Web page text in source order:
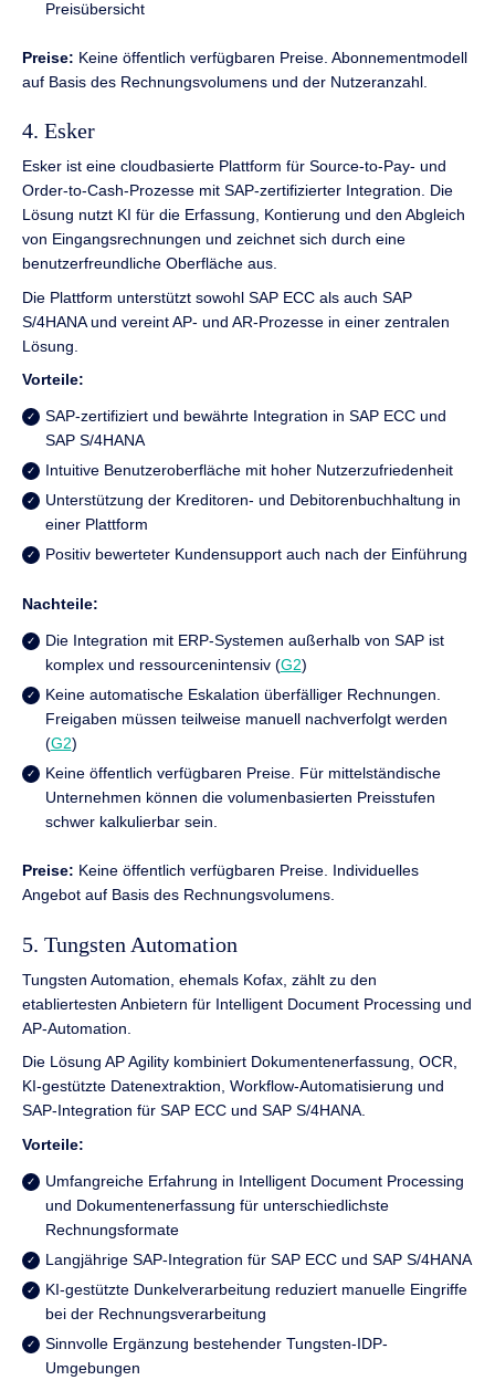
Preisübersicht
Preise: Keine öffentlich verfügbaren Preise. Abonnementmodell
auf Basis des Rechnungsvolumens und der Nutzeranzahl.
4. Esker
Esker ist eine cloudbasierte Plattform für Source-to-Pay- und
Order-to-Cash-Prozesse mit SAP-zertifizierter Integration. Die
Lösung nutzt KI für die Erfassung, Kontierung und den Abgleich
von Eingangsrechnungen und zeichnet sich durch eine
benutzerfreundliche Oberfläche aus.
Die Plattform unterstützt sowohl SAP ECC als auch SAP
S/4HANA und vereint AP- und AR-Prozesse in einer zentralen
Lösung.
Vorteile:
SAP-zertifiziert und bewährte Integration in SAP ECC und
SAP S/4HANA
Intuitive Benutzeroberfläche mit hoher Nutzerzufriedenheit
Unterstützung der Kreditoren- und Debitorenbuchhaltung in
einer Plattform
Positiv bewerteter Kundensupport auch nach der Einführung
Nachteile:
Die Integration mit ERP-Systemen außerhalb von SAP ist
komplex und ressourcenintensiv (G2)
Keine automatische Eskalation überfälliger Rechnungen.
Freigaben müssen teilweise manuell nachverfolgt werden
(G2)
Keine öffentlich verfügbaren Preise. Für mittelständische
Unternehmen können die volumenbasierten Preisstufen
schwer kalkulierbar sein.
Preise: Keine öffentlich verfügbaren Preise. Individuelles
Angebot auf Basis des Rechnungsvolumens.
5. Tungsten Automation
Tungsten Automation, ehemals Kofax, zählt zu den
etabliertesten Anbietern für Intelligent Document Processing und
AP-Automation.
Die Lösung AP Agility kombiniert Dokumentenerfassung, OCR,
KI-gestützte Datenextraktion, Workflow-Automatisierung und
SAP-Integration für SAP ECC und SAP S/4HANA.
Vorteile:
Umfangreiche Erfahrung in Intelligent Document Processing
und Dokumentenerfassung für unterschiedlichste
Rechnungsformate
Langjährige SAP-Integration für SAP ECC und SAP S/4HANA
KI-gestützte Dunkelverarbeitung reduziert manuelle Eingriffe
bei der Rechnungsverarbeitung
Sinnvolle Ergänzung bestehender Tungsten-IDP-
Umgebungen